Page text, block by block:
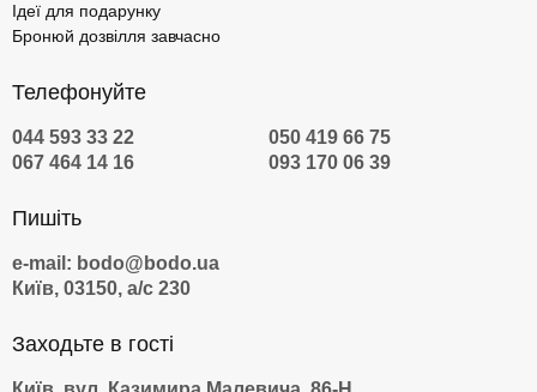
Ідеї для подарунку
Бронюй дозвілля завчасно
Телефонуйте
044 593 33 22
050 419 66 75
067 464 14 16
093 170 06 39
Пишіть
e-mail: bodo@bodo.ua
Київ, 03150, а/с 230
Заходьте в гості